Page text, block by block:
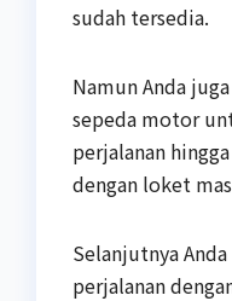
sudah tersedia.
Namun Anda
sepeda motor
perjalanan
dengan loket
Selanjutnya
perjalanan